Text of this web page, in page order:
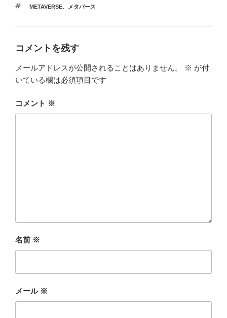
ゴ
タ
METAVERSE、 メタバース
コメントを残す
メールアドレスが公開されることはありません。 ※ が付
いている欄は必須項目です
コメント ※
名前 ※
メール ※